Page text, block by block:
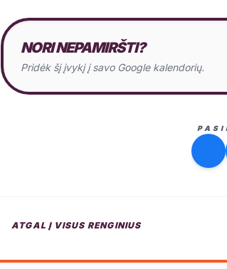
NORI NEPAMIRŠTI?
Pridėk šį įvykį į savo Google kalendorių.
ATGAL Į VISUS RENGINIUS